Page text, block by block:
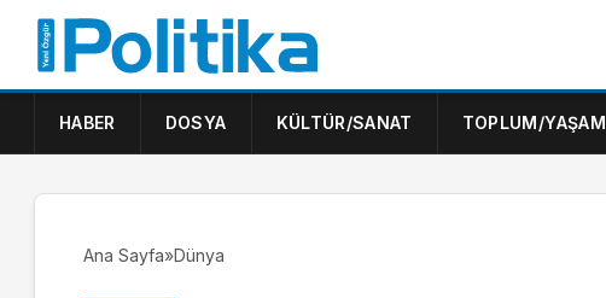
HABER DOSYA KÜLTÜR/SANAT TOPLUM/YAŞAM
Ana Sayfa»Dünya